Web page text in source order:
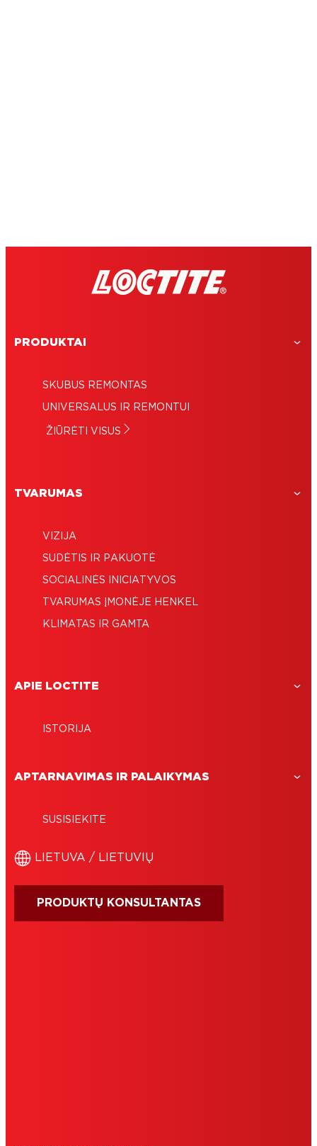
PRODUKTAI
SKUBUS REMONTAS
UNIVERSALUS IR REMONTUI
ŽIŪRĖTI VISUS
TVARUMAS
VIZIJA
SUDĖTIS IR PAKUOTĖ
SOCIALINĖS INICIATYVOS
TVARUMAS ĮMONĖJE HENKEL
KLIMATAS IR GAMTA
APIE LOCTITE
ISTORIJA
APTARNAVIMAS IR PALAIKYMAS
SUSISIEKITE
LIETUVA / LIETUVIŲ
PRODUKTŲ KONSULTANTAS